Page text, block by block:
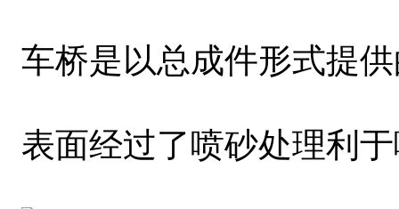
车桥是以总成件形式提
表面经过了喷砂处理利